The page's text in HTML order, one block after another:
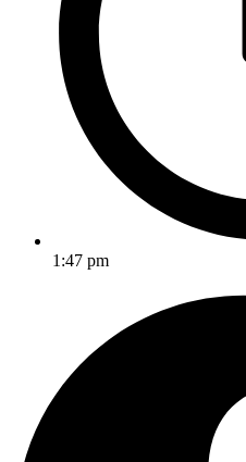
1:47 pm